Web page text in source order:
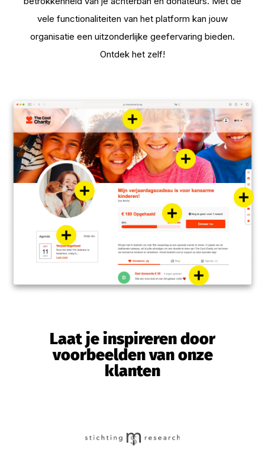
vele functionaliteiten van het platform kan jouw
organisatie een uitzonderlijke geefervaring bieden.
Ontdek het zelf!
Laat je inspireren door
voorbeelden van onze
klanten